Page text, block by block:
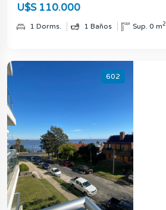
U$S 110.000
1 Dorms. 1 Baños Sup. 0 m2
602